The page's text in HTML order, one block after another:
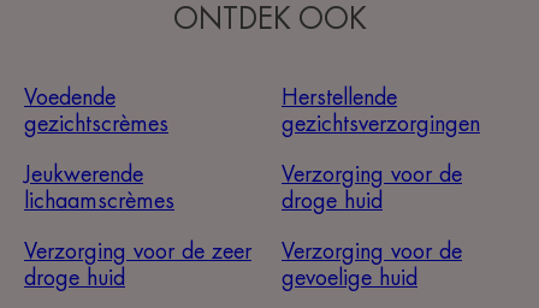
ONTDEK OOK
Voedende
gezichtscrèmes
Herstellende
gezichtsverzorgingen
Jeukwerende
lichaamscrèmes
Verzorging voor de
droge huid
Verzorging voor de zeer
droge huid
Verzorging voor de
gevoelige huid